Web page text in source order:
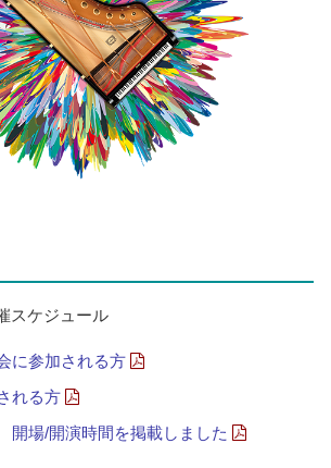
スケジュール
に参加される方
れる方
場/開演時間を掲載しました